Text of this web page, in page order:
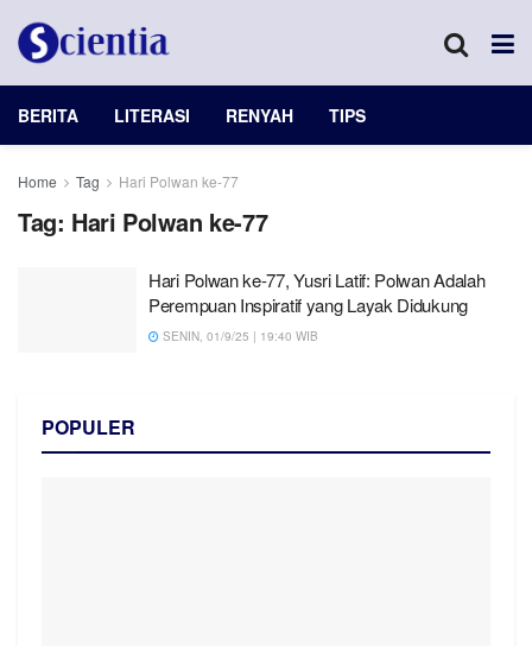
BERITA LITERASI RENYAH TIPS
Home Tag Hari Polwan ke-77
Tag: Hari Polwan ke-77
Hari Polwan ke-77, Yusri Latif: Polwan Adalah
Perempuan Inspiratif yang Layak Didukung
SENIN, 01/9/25 | 19:40 WIB
POPULER